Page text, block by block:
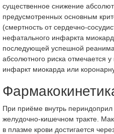
существенное снижение
предусмотренных основным
(смертность от сердечно-
нефатального инфаркта
последующей успешной
абсолютного риска отмечается
инфаркт миокарда или
При приёме внутрь периндоприл
желудочно-кишечном тракте.
в плазме крови достигается